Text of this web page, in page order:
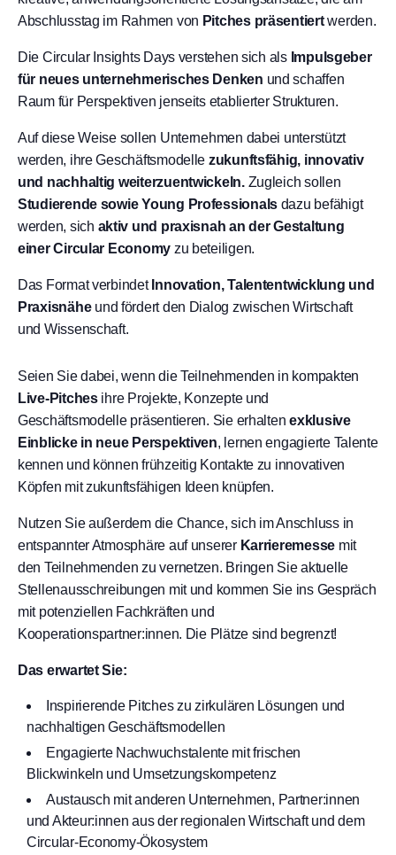
Abschlusstag im Rahmen von Pitches präsentiertwerden.
Die Circular Insights Days verstehen sich als Impulsgeber
für neues unternehmerisches Denken und schaffen
Raum für Perspektiven jenseits etablierter Strukturen.
Auf diese Weise sollen Unternehmen dabei unterstützt
werden, ihre Geschäftsmodelle zukunftsfähig, innovativ
und nachhaltig weiterzuentwickeln. Zugleich sollen
Studierende sowie Young Professionals dazu befähigt
werden, sich aktiv und praxisnah an der Gestaltung
einer Circular Economy zu beteiligen.
Das Format verbindet Innovation, Talententwicklung und
Praxisnäheund fördert den Dialog zwischen Wirtschaft
und Wissenschaft.
Seien Sie dabei, wenn die Teilnehmenden in kompakten
Live-Pitchesihre Projekte, Konzepte und
Geschäftsmodelle präsentieren. Sie erhaltenexklusive
Einblicke in neue Perspektiven, lernen engagierte Talente
kennen und können frühzeitig Kontakte zu innovativen
Köpfen mit zukunftsfähigen Ideen knüpfen.
Nutzen Sie außerdem die Chance, sich im Anschluss in
entspannter Atmosphäre auf unserer Karrieremesse mit
den Teilnehmenden zu vernetzen. Bringen Sie aktuelle
Stellenausschreibungen mit und kommen Sie ins Gespräch
mit potenziellen Fachkräften und
Kooperationspartner:innen. Die Plätze sind begrenzt!
Das erwartet Sie:
Inspirierende Pitches zu zirkulären Lösungen und
nachhaltigen Geschäftsmodellen
Engagierte Nachwuchstalente mit frischen
Blickwinkeln und Umsetzungskompetenz
Austausch mit anderen Unternehmen, Partner:innen
und Akteur:innen aus der regionalen Wirtschaft und dem
Circular-Economy-Ökosystem